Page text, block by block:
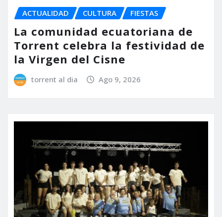
ACTUALIDAD CULTURA FIESTAS
La comunidad ecuatoriana de
Torrent celebra la festividad de
la Virgen del Cisne
torrent al dia Ago 9, 2026